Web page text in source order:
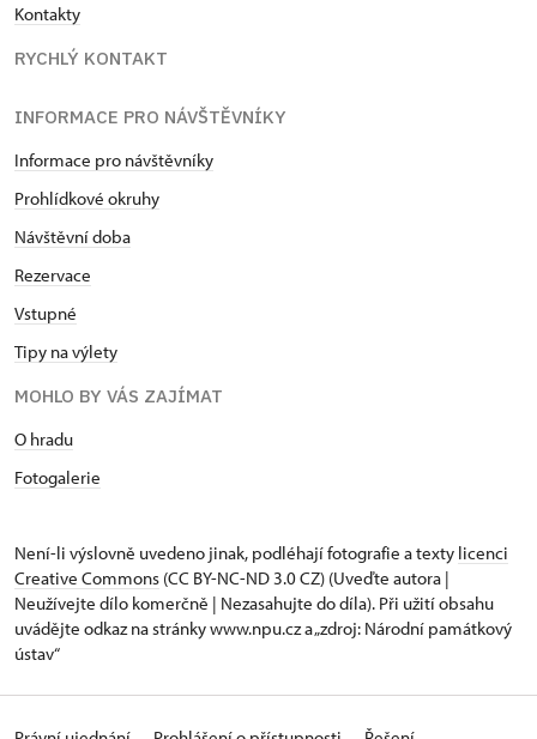
Kontakty
RYCHLÝ KONTAKT
INFORMACE PRO NÁVŠTĚVNÍKY
Informace pro návštěvníky
Prohlídkové okruhy
Návštěvní doba
Rezervace
Vstupné
Tipy na výlety
MOHLO BY VÁS ZAJÍMAT
O hradu
Fotogalerie
Není-li výslovně uvedeno jinak, podléhají fotografie a texty licenci
Creative Commons (CC BY-NC-ND 3.0 CZ) (Uveďte autora |
Neužívejte dílo komerčně | Nezasahujte do díla). Při užití obsahu
uvádějte odkaz na stránky www.npu.cz a „zdroj: Národní památkový
ústav“